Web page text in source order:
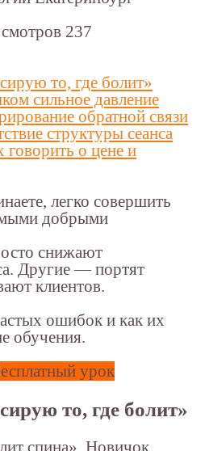
237
то, где болит»
сильное давление
обратной связи
структуры сеанса
о цене и
легко совершить
добрыми
снижают
Другие — портят
клиентов.
ошибок и как их
обучения.
урок
то, где болит»
спина». Новичок